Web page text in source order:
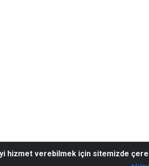
hizmet verebilmek için sitemizde